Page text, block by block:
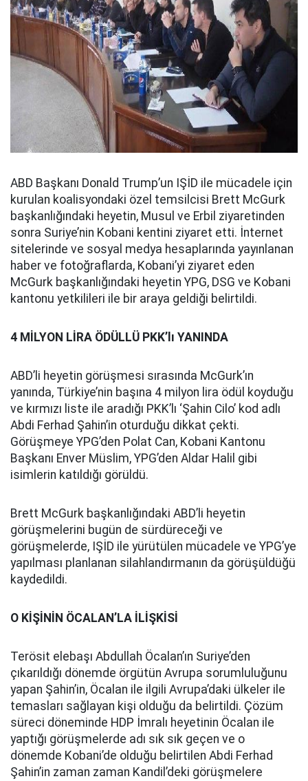
ABD Başkanı Donald Trump’un IŞİD ile mücadele için
kurulan koalisyondaki özel temsilcisi Brett McGurk
başkanlığındaki heyetin, Musul ve Erbil ziyaretinden
sonra Suriye’nin Kobani kentini ziyaret etti. İnternet
sitelerinde ve sosyal medya hesaplarında yayınlanan
haber ve fotoğraflarda, Kobani’yi ziyaret eden
McGurk başkanlığındaki heyetin YPG, DSG ve Kobani
kantonu yetkilileri ile bir araya geldiği belirtildi.
4 MİLYON LİRA ÖDÜLLÜ PKK’lı YANINDA
ABD’li heyetin görüşmesi sırasında McGurk’ın
yanında, Türkiye’nin başına 4 milyon lira ödül koyduğu
ve kırmızı liste ile aradığı PKK’lı ‘Şahin Cilo’ kod adlı
Abdi Ferhad Şahin’in oturduğu dikkat çekti.
Görüşmeye YPG’den Polat Can, Kobani Kantonu
Başkanı Enver Müslim, YPG’den Aldar Halil gibi
isimlerin katıldığı görüldü.
Brett McGurk başkanlığındaki ABD’li heyetin
görüşmelerini bugün de sürdüreceği ve
görüşmelerde, IŞİD ile yürütülen mücadele ve YPG’ye
yapılması planlanan silahlandırmanın da görüşüldüğü
kaydedildi.
O KİŞİNİN ÖCALAN’LA İLİŞKİSİ
Terösit elebaşı Abdullah Öcalan’ın Suriye’den
çıkarıldığı dönemde örgütün Avrupa sorumluluğunu
yapan Şahin’in, Öcalan ile ilgili Avrupa’daki ülkeler ile
temasları sağlayan kişi olduğu da belirtildi. Çözüm
süreci döneminde HDP İmralı heyetinin Öcalan ile
yaptığı görüşmelerde adı sık sık geçen ve o
dönemde Kobani’de olduğu belirtilen Abdi Ferhad
Şahin’in zaman zaman Kandil’deki görüşmelere